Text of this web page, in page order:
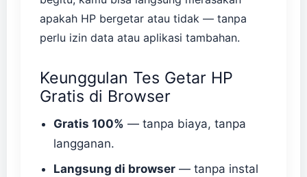
apakah HP bergetar atau tidak — tanpa
perlu izin data atau aplikasi tambahan.
Keunggulan Tes Getar HP
Gratis di Browser
Gratis 100% — tanpa biaya, tanpa
langganan.
Langsung di browser — tanpa instal